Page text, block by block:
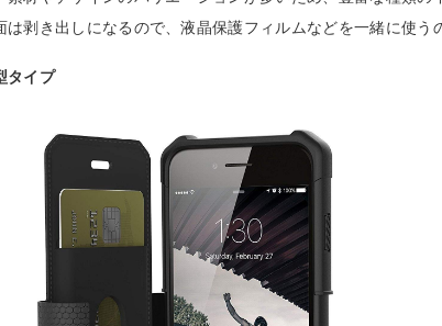
は剥き出しになるので、液晶保護フィルムなどを一緒に使う
タイプ